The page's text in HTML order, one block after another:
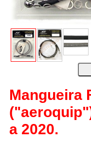
Mangueira
a 2020.